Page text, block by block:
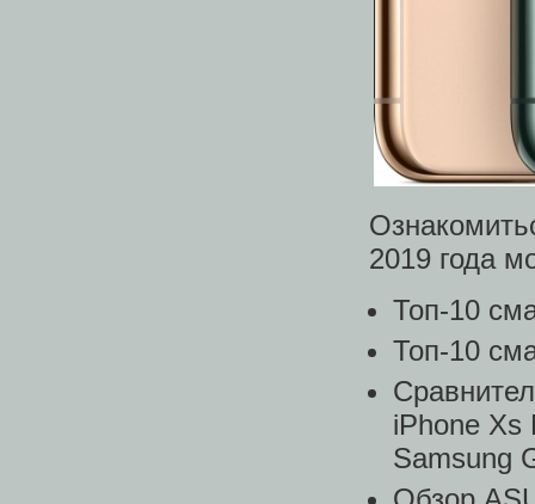
2019 года
Топ-10
Топ-10
iPhone Xs
Samsung